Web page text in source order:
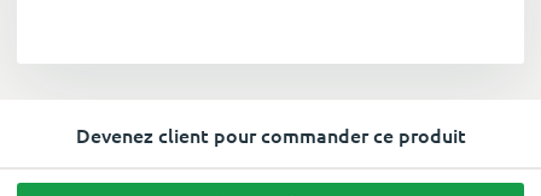
Devenez client pour commander ce produit